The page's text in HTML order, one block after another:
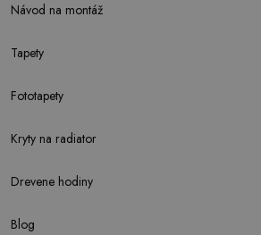
Návod na montáž
Tapety
Fototapety
Kryty na radiator
Drevene hodiny
Blog